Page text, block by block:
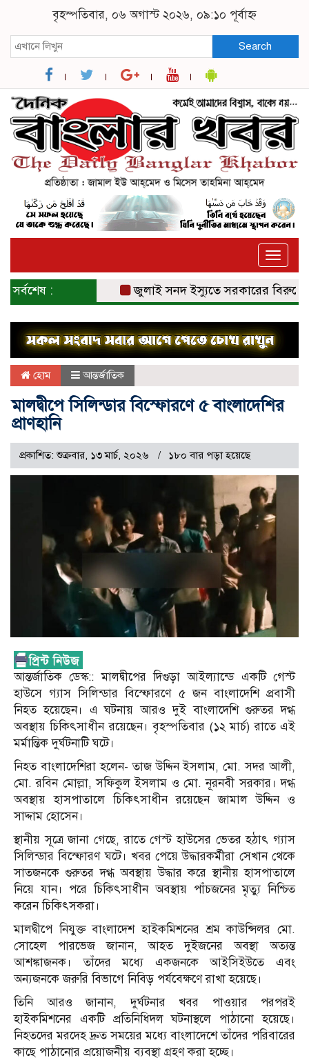
বৃহস্পতিবার, ০৬ অগাস্ট ২০২৬, ০৯:১০ পূর্বাহ্ন
Search
Toggle
সর্বশেষ : জুলাই সনদ ইস্যুতে সরকারের বিরুদ্ধে
হোম আন্তর্জাতিক
মালদ্বীপে সিলিন্ডার বিস্ফোরণে ৫ বাংলাদেশির
প্রাণহানি
প্রকাশিত: শুক্রবার, ১৩ মার্চ, ২০২৬ ১৮০ বার পড়া হয়েছে
আন্তর্জাতিক ডেস্ক:: মালদ্বীপের দিগুড়া আইল্যান্ডে একটি গেস্ট
হাউসে গ্যাস সিলিন্ডার বিস্ফোরণে ৫ জন বাংলাদেশি প্রবাসী
নিহত হয়েছেন। এ ঘটনায় আরও দুই বাংলাদেশি গুরুতর দগ্ধ
অবস্থায় চিকিৎসাধীন রয়েছেন। বৃহস্পতিবার (১২ মার্চ) রাতে এই
মর্মান্তিক দুর্ঘটনাটি ঘটে।
নিহত বাংলাদেশিরা হলেন- তাজ উদ্দিন ইসলাম, মো. সদর আলী,
মো. রবিন মোল্লা, সফিকুল ইসলাম ও মো. নূরনবী সরকার। দগ্ধ
অবস্থায় হাসপাতালে চিকিৎসাধীন রয়েছেন জামাল উদ্দিন ও
সাদ্দাম হোসেন।
স্থানীয় সূত্রে জানা গেছে, রাতে গেস্ট হাউসের ভেতর হঠাৎ গ্যাস
সিলিন্ডার বিস্ফোরণ ঘটে। খবর পেয়ে উদ্ধারকর্মীরা সেখান থেকে
সাতজনকে গুরুতর দগ্ধ অবস্থায় উদ্ধার করে স্থানীয় হাসপাতালে
নিয়ে যান। পরে চিকিৎসাধীন অবস্থায় পাঁচজনের মৃত্যু নিশ্চিত
করেন চিকিৎসকরা।
মালদ্বীপে নিযুক্ত বাংলাদেশ হাইকমিশনের শ্রম কাউন্সিলর মো.
সোহেল পারভেজ জানান, আহত দুইজনের অবস্থা অত্যন্ত
আশঙ্কাজনক। তাঁদের মধ্যে একজনকে আইসিইউতে এবং
অন্যজনকে জরুরি বিভাগে নিবিড় পর্যবেক্ষণে রাখা হয়েছে।
তিনি আরও জানান, দুর্ঘটনার খবর পাওয়ার পরপরই
হাইকমিশনের একটি প্রতিনিধিদল ঘটনাস্থলে পাঠানো হয়েছে।
নিহতদের মরদেহ দ্রুত সময়ের মধ্যে বাংলাদেশে তাঁদের পরিবারের
কাছে পাঠানোর প্রয়োজনীয় ব্যবস্থা গ্রহণ করা হচ্ছে।